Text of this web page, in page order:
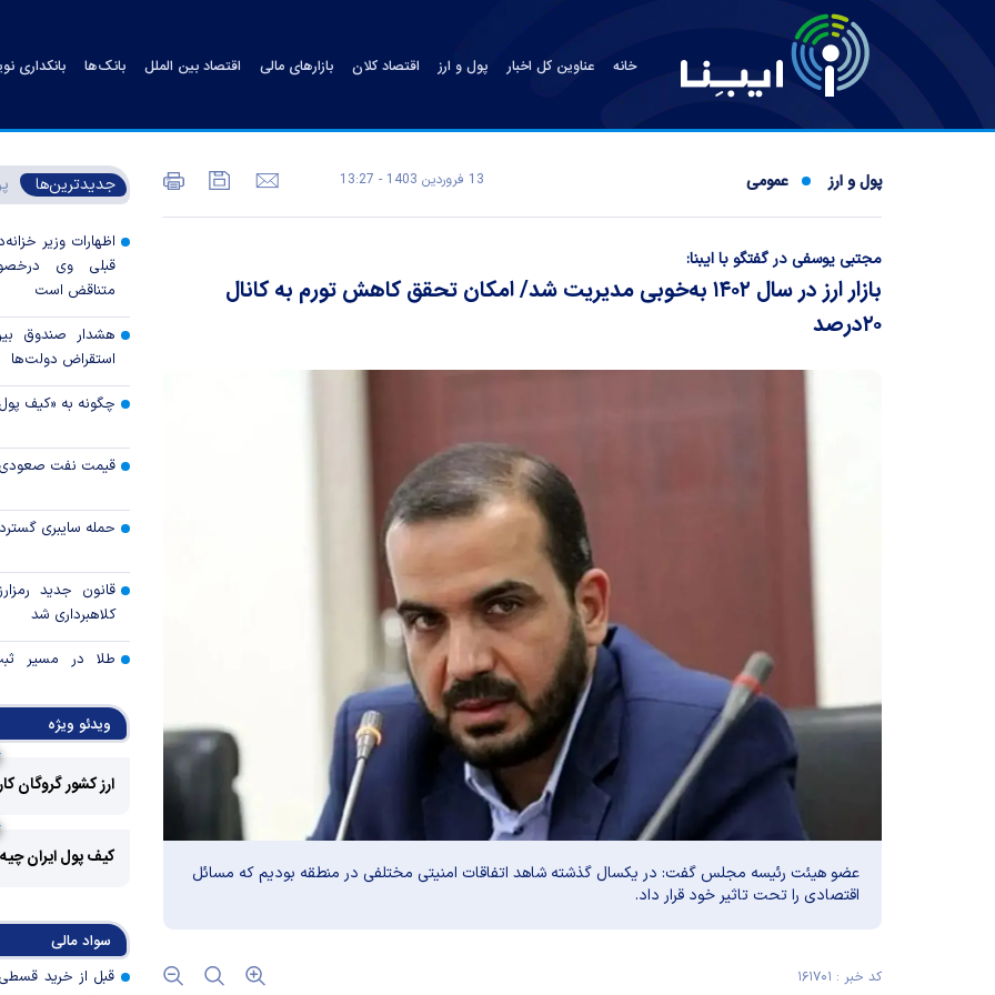
خانه عناوین کل اخبار پول و ارز اقتصاد کلان بازارهای مالی اقتصاد بین الملل بانک‌ها بانکداری
پول و ارز عمومی 13 فروردين 1403 - 13:27
مجتبی یوسفی در گفتگو با ایبنا:
بازار ارز در سال ۱۴۰۲ به‌خوبی مدیریت شد/ امکان تحقق کاهش تورم به کانال
۲۰درصد
عضو هیئت رئیسه مجلس گفت: در یکسال گذشته شاهد اتفاقات امنیتی مختلفی در منطقه بودیم که مسائل
اقتصادی را تحت تاثیر خود قرار داد.
کد خبر : ۱۶۱۷۰۱
جدیدترین‌ها
اظهارات وزیر
قبلی وی
متناقض است
هشدار صندوق
استقراض دولت‌ها
چگونه به «کیف
قیمت نفت صعودی
حمله سایبری
قانون جدید
کلاهبرداری شد
طلا در مسیر
توقف بی‌سابقه
چرا گاز در اروپا
مزیت رقابتی
عوارض هرمز؛
امنیت دریایی به
کدام گروه‌های
ویدئو ویژه
ارز کشور گروگان
کیف پول ایران
سواد مالی